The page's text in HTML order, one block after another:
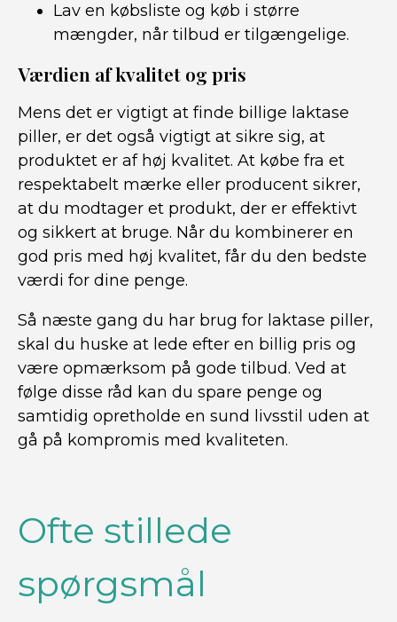
Lav en købsliste og køb i større
mængder, når tilbud er tilgængelige.
Værdien af ​​kvalitet og pris
Mens det er vigtigt at finde billige laktase
piller, er det også vigtigt at sikre sig, at
produktet er af høj kvalitet. At købe fra et
respektabelt mærke eller producent sikrer,
at du modtager et produkt, der er effektivt
og sikkert at bruge. Når du kombinerer en
god pris med høj kvalitet, får du den bedste
værdi for dine penge.
Så næste gang du har brug for laktase piller,
skal du huske at lede efter en billig pris og
være opmærksom på gode tilbud. Ved at
følge disse råd kan du spare penge og
samtidig opretholde en sund livsstil uden at
gå på kompromis med kvaliteten.
Ofte stillede
spørgsmål